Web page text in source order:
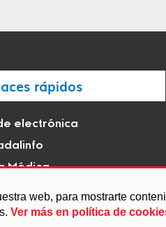
web, para mostrarte
Ver más en política de
rápidos
electrónica
Médica